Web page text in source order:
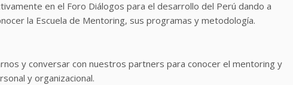
en el Foro Diálogos para el desarrollo del Perú dando a
la Escuela de Mentoring, sus programas y metodología.
y conversar con nuestros partners para conocer el mentoring y
y organizacional.